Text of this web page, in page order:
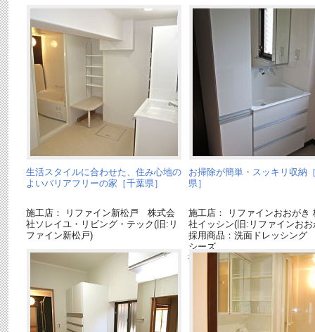
生活スタイルに合わせた、住み心地の
よいバリアフリーの家［千葉県］
施工店： リファイン新松戸 株式会
社ソレイユ・リビング・テック(旧:リ
ファイン新松戸)
お掃除が簡単・スッキリ収納
県］
施工店： リファインおおがき
社イッシン(旧:リファインおお
採用商品：洗面ドレッシング
シーズ
採用商品：壁面収納 キュビ